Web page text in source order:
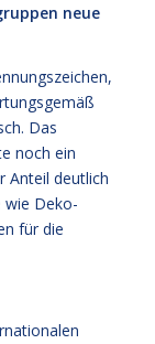
neue
Das
noch ein
Anteil deutlich
wie Deko-
für die